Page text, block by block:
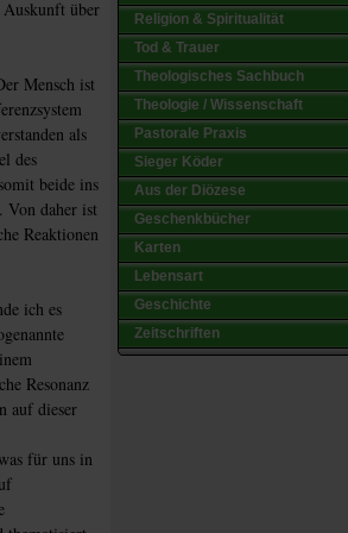
Auskunft über
Mensch ist
als
des
beide ins
Von daher ist
Reaktionen
ich es
Resonanz
auf dieser
für uns in
Religion & Spiritualität
Tod & Trauer
Theologisches Sachbuch
Theologie / Wissenschaft
Pastorale Praxis
Sieger Köder
Aus der Diözese
Geschenkbücher
Karten
Lebensart
Geschichte
Zeitschriften